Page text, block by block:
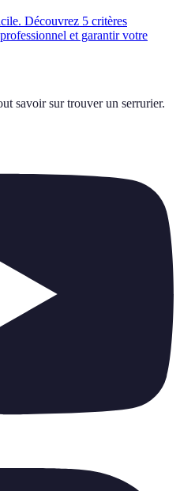
Découvrez 5 critères
et garantir votre
savoir sur trouver un serrurier.